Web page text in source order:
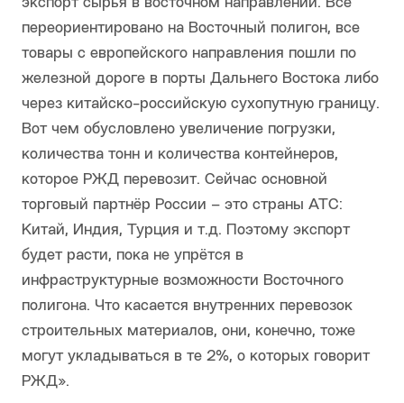
экспорт сырья в восточном направлении. Всё
переориентировано на Восточный полигон, все
товары с европейского направления пошли по
железной дороге в порты Дальнего Востока либо
через китайско-российскую сухопутную границу.
Вот чем обусловлено увеличение погрузки,
количества тонн и количества контейнеров,
которое РЖД перевозит. Сейчас основной
торговый партнёр России – это страны АТС:
Китай, Индия, Турция и т.д. Поэтому экспорт
будет расти, пока не упрётся в
инфраструктурные возможности Восточного
полигона. Что касается внутренних перевозок
строительных материалов, они, конечно, тоже
могут укладываться в те 2%, о которых говорит
РЖД».